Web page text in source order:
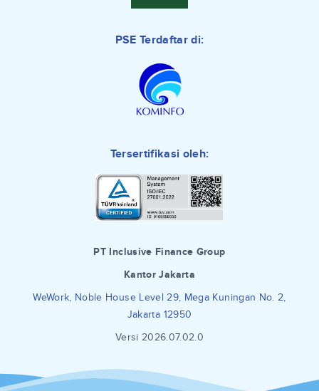
PSE Terdaftar di:
Tersertifikasi oleh:
PT Inclusive Finance Group
Kantor Jakarta
WeWork, Noble House Level 29, Mega Kuningan No. 2,
Jakarta 12950
Versi 2026.07.02.0